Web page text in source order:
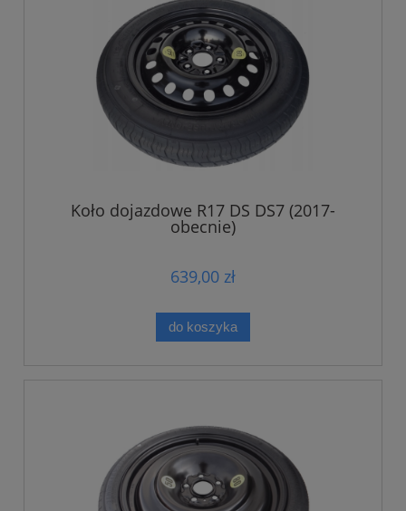
Koło dojazdowe R17 DS DS7 (2017-
obecnie)
639,00 zł
do koszyka